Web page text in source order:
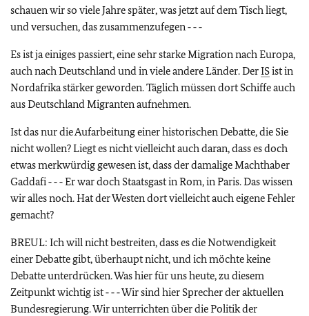
schauen wir so viele Jahre später, was jetzt auf dem Tisch liegt,
und versuchen, das zusammenzufegen ‑ ‑ ‑
Es ist ja einiges passiert, eine sehr starke Migration nach Europa,
auch nach Deutschland und in viele andere Länder. DerISist in
Nordafrika stärker geworden. Täglich müssen dort Schiffe auch
aus Deutschland Migranten aufnehmen.
Ist das nur die Aufarbeitung einer historischen Debatte, die Sie
nicht wollen? Liegt es nicht vielleicht auch daran, dass es doch
etwas merkwürdig gewesen ist, dass der damalige Machthaber
Gaddafi ‑ ‑ ‑ Er war doch Staatsgast in Rom, in Paris. Das wissen
wir alles noch. Hat der Westen dort vielleicht auch eigene Fehler
gemacht?
BREUL: Ich will nicht bestreiten, dass es die Notwendigkeit
einer Debatte gibt, überhaupt nicht, und ich möchte keine
Debatte unterdrücken. Was hier für uns heute, zu diesem
Zeitpunkt wichtig ist ‑ ‑ ‑ Wir sind hier Sprecher der aktuellen
Bundesregierung. Wir unterrichten über die Politik der